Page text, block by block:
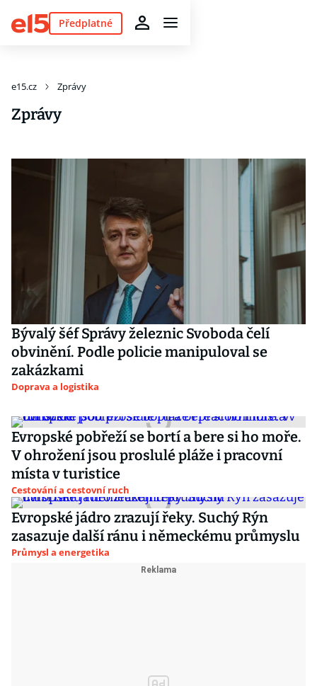
Předplatné
e15.cz Zprávy
Zprávy
Bývalý šéf Správy železnic Svoboda čelí
obvinění. Podle policie manipuloval se
zakázkami
Doprava a logistika
Evropské pobřeží se bortí a bere si ho moře.
V ohrožení jsou proslulé pláže i pracovní
místa v turistice
Cestování a cestovní ruch
Evropské jádro zrazují řeky. Suchý Rýn
zasazuje další ránu i německému průmyslu
Průmysl a energetika